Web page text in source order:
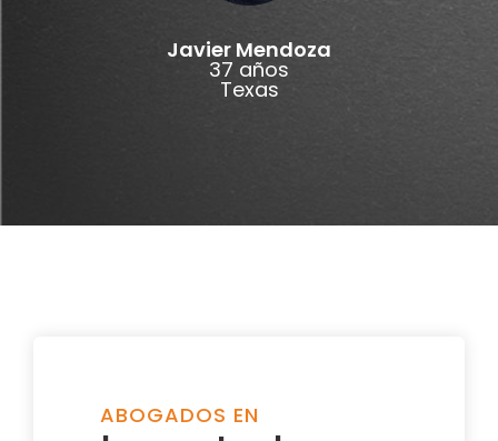
Javier Mendoza
37 años
Texas
ABOGADOS EN